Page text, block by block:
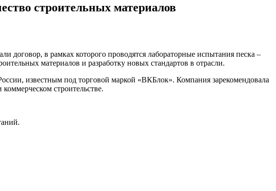
строительных материалов
договор, в рамках которого проводятся лабораторные испытания песка –
материалов и разработку новых стандартов в отрасли.
известным под торговой маркой «ВКБлок». Компания зарекомендовала
строительстве.